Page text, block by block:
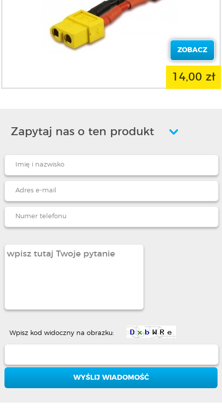
ZOBACZ
14,00 zł
Zapytaj nas o ten produkt
Wpisz kod widoczny na obrazku: